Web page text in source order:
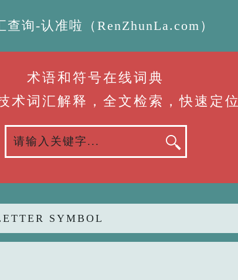
询-认准啦（RenZhunLa.com）
术语和符号在线词典
术词汇解释，全文检索，快速定位
SYMBOL